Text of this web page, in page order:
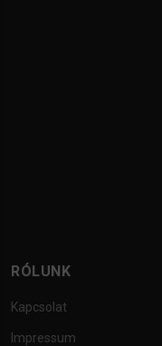
RÓLUNK
Kapcsolat
Impressum